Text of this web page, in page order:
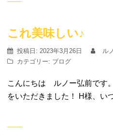
これ美味しい♪
投稿日: 2023年3月26日 ル
カテゴリー: ブログ
こんにちは ルノー弘前です
をいただきました！ H様、い